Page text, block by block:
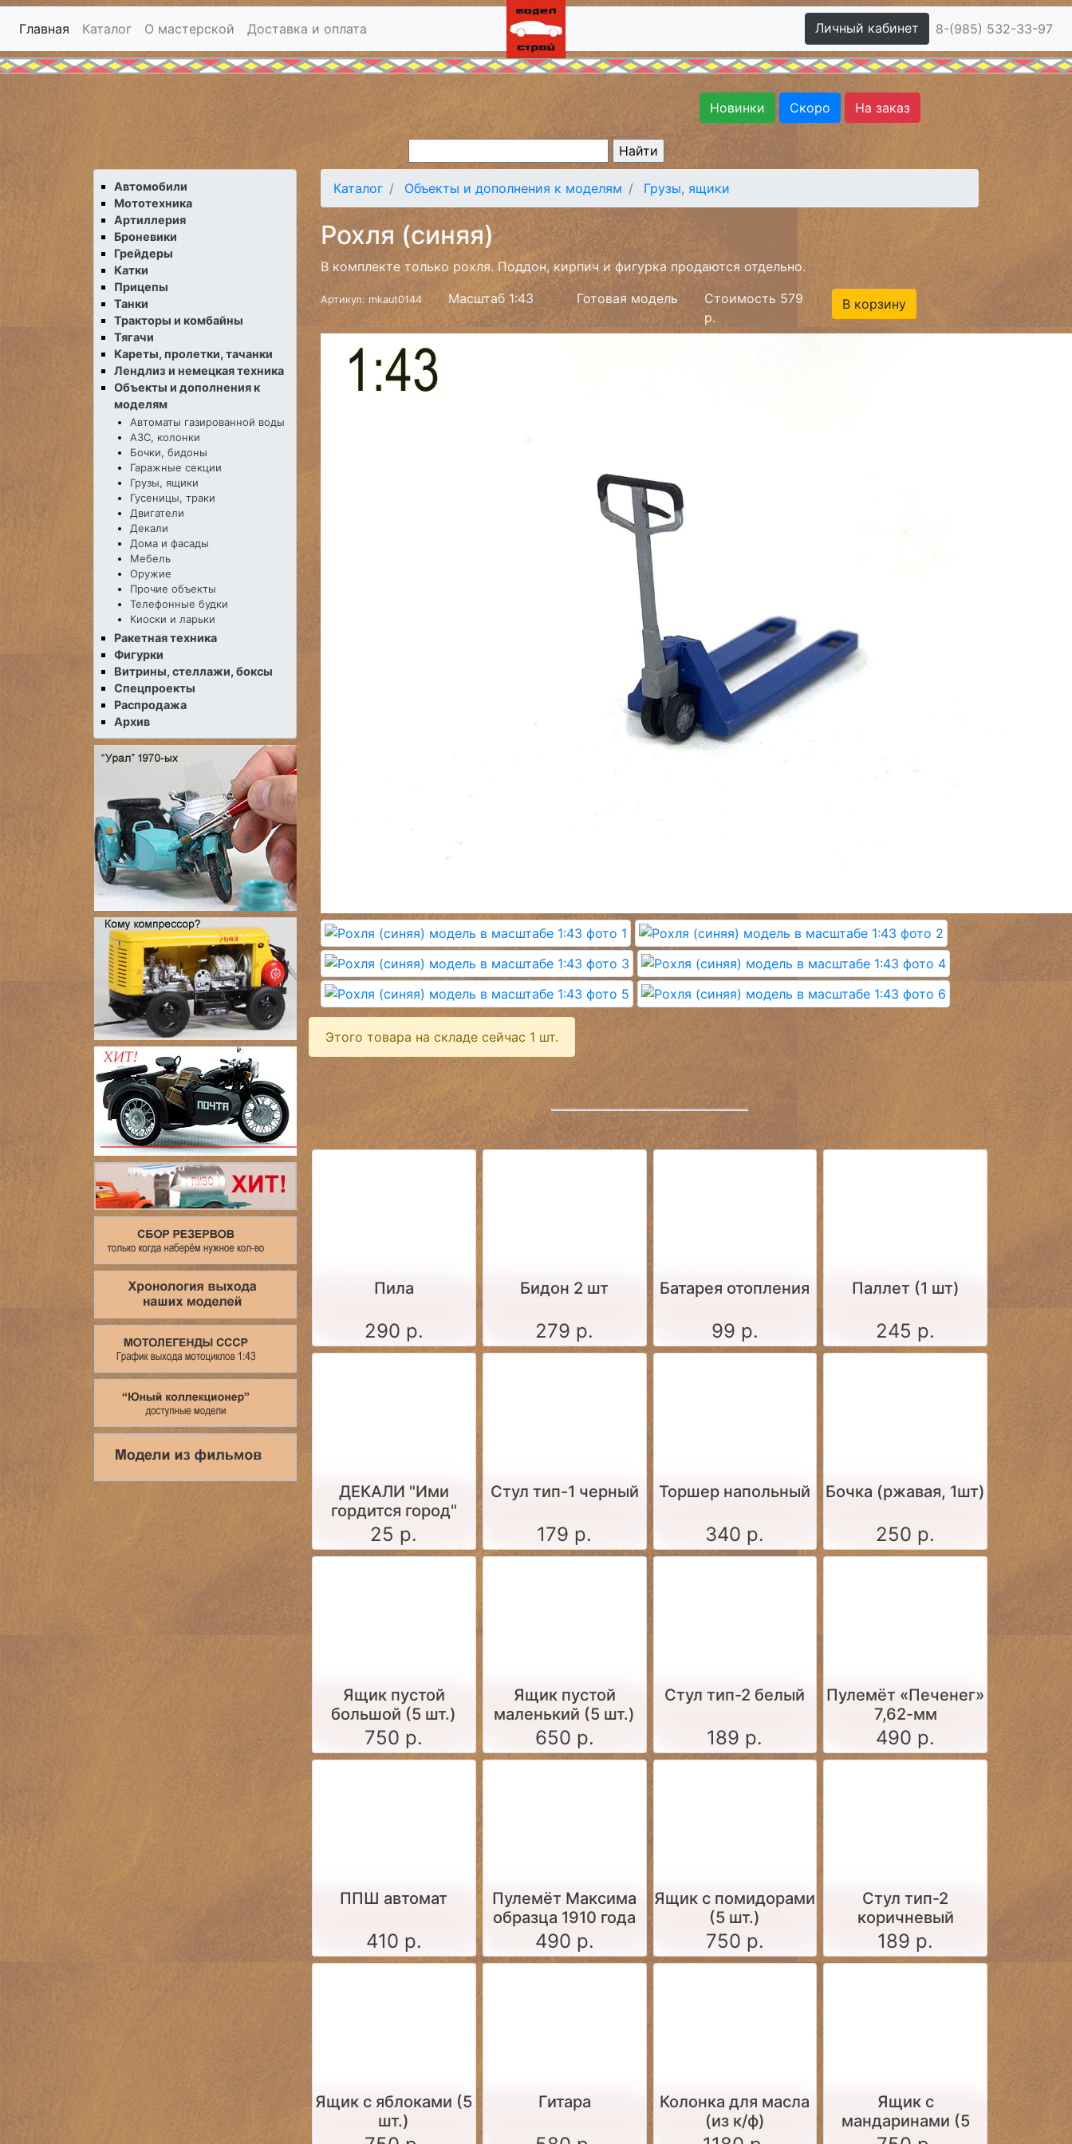
Главная Каталог О мастерской Доставка и оплата Личный кабинет 8-(985) 532-33-97
Новинки Скоро На заказ
Автомобили
Мототехника
Артиллерия
Броневики
Грейдеры
Катки
Прицепы
Танки
Тракторы и комбайны
Тягачи
Кареты, пролетки, тачанки
Лендлиз и немецкая техника
Объекты и дополнения к
моделям
Автоматы газированной воды
АЗС, колонки
Бочки, бидоны
Гаражные секции
Грузы, ящики
Гусеницы, траки
Двигатели
Декали
Дома и фасады
Мебель
Оружие
Прочие объекты
Телефонные будки
Киоски и ларьки
Ракетная техника
Фигурки
Витрины, стеллажи, боксы
Спецпроекты
Распродажа
Архив
Каталог Объекты и дополнения к моделям Грузы, ящики
Рохля (синяя)
В комплекте только рохля. Поддон, кирпич и фигурка продаются отдельно.
Артикул: mkaut0144 Масштаб 1:43 Готовая модель
Стоимость 579
р.
В корзину
Этого товара на складе сейчас 1 шт.
Пила
290 р.
Бидон 2 шт
279 р.
Батарея отопления
99 р.
Паллет (1 шт)
245 р.
ДЕКАЛИ "Ими
гордится город"
25 р.
Стул тип-1 черный
179 р.
Торшер напольный
340 р.
Бочка (ржавая, 1шт)
250 р.
Ящик пустой
большой (5 шт.)
750 р.
Ящик пустой
маленький (5 шт.)
650 р.
Стул тип-2 белый
189 р.
Пулемёт «Печенег»
7,62-мм
490 р.
ППШ автомат
410 р.
Пулемёт Максима
образца 1910 года
(набор для сборки
1:35)
490 р.
Ящик c помидорами
(5 шт.)
750 р.
Стул тип-2
коричневый
189 р.
Ящик c яблоками (5
шт.)
Гитара
Колонка для масла
(из к/ф)
Ящик c
мандаринами (5